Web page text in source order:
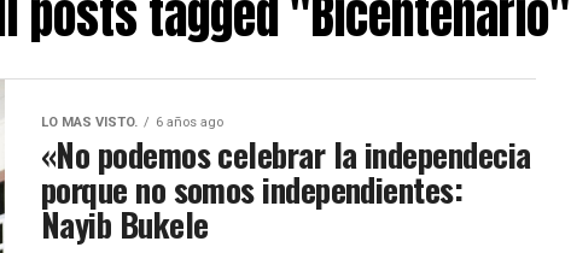
posts tagged "Bicentenario"
LO MAS VISTO. 6 años ago
«No podemos celebrar la independecia
porque no somos independientes:
Nayib Bukele